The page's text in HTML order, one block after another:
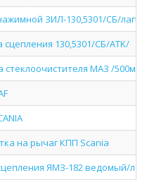
ЗИЛ-130,5301/СБ/
сцепления 130,5301/СБ/АTK/
стеклоочистителя МАЗ /
на рычаг КПП Scania
ЯМЗ-182 ведомый/